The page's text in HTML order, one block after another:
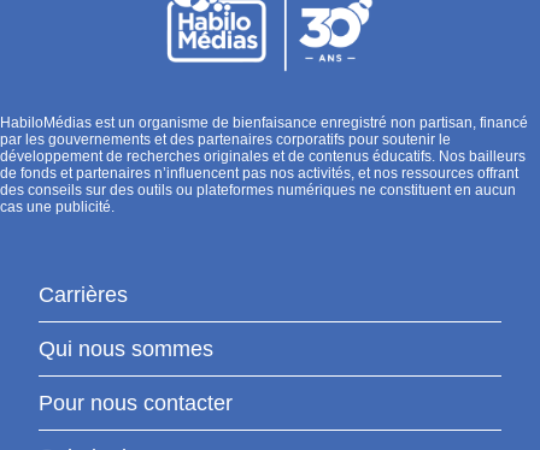
HabiloMédias est un organisme de bienfaisance enregistré non partisan, financé
par les gouvernements et des partenaires corporatifs pour soutenir le
développement de recherches originales et de contenus éducatifs. Nos bailleurs
de fonds et partenaires n’influencent pas nos activités, et nos ressources offrant
des conseils sur des outils ou plateformes numériques ne constituent en aucun
cas une publicité.
Carrières
Qui nous sommes
Pour nous contacter